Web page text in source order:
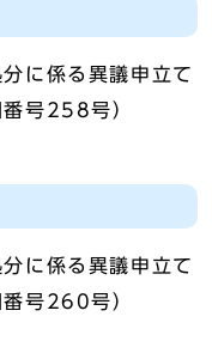
に係る異議申立て
号258号）
に係る異議申立て
号260号）